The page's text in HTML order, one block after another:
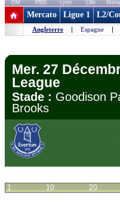
OM PSG Lyon Lille
+ de clubs
Mercato Ligue 1 L2/
Angleterre | Espagne |
Mer. 27
League
Stade : Goodison
Brooks
1 10 20